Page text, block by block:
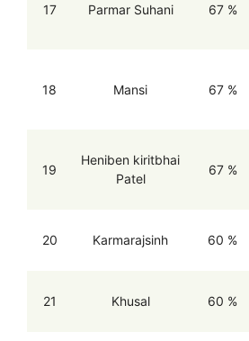
17 Parmar Suhani 67 %
18 Mansi 67 %
19
Heniben kiritbhai
Patel
67 %
20 Karmarajsinh 60 %
21 Khusal 60 %